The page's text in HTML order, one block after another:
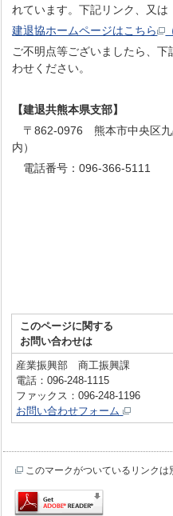
れています。下記リンク、又は
建退協ホームページはこちら
ご不明点等ございましたら、
わせください。
【建退共熊本県支部】
〒862-0976 熊本市中央区
内）
電話番号：096-366-5111
このページに関する
お問い合わせは
産業振興部 商工振興課
電話：096-248-1115
ファックス：096-248-1196
お問い合わせフォーム
このマークがついているリンク